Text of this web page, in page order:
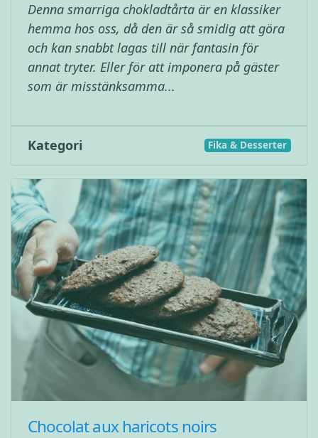
Denna smarriga chokladtårta är en klassiker
hemma hos oss, då den är så smidig att göra
och kan snabbt lagas till när fantasin för
annat tryter. Eller för att imponera på gäster
som är misstänksamma...
Kategori Fika & Desserter
Chocolat aux haricots noirs